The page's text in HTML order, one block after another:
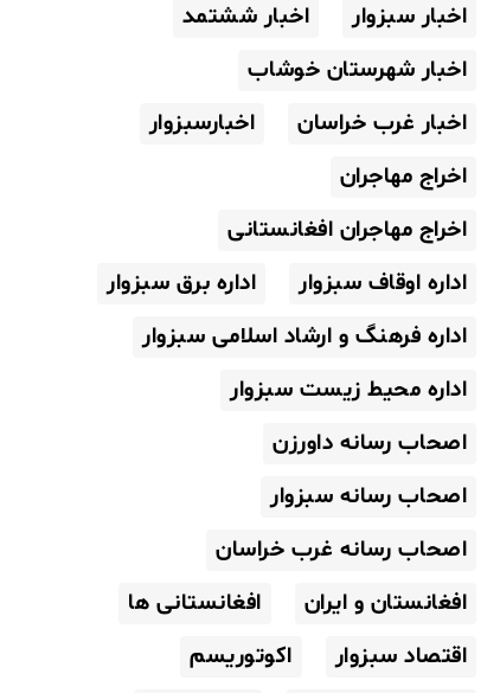
اخبار سبزوار
اخبار ششتمد
اخبار شهرستان خوشاب
اخبار غرب خراسان
اخبارسبزوار
اخراج مهاجران
اخراج مهاجران افغانستانی
اداره اوقاف سبزوار
اداره برق سبزوار
اداره فرهنگ و ارشاد اسلامی سبزوار
اداره محیط زیست سبزوار
اصحاب رسانه داورزن
اصحاب رسانه سبزوار
اصحاب رسانه غرب خراسان
افغانستان و ایران
افغانستانی ها
اقتصاد سبزوار
اکوتوریسم